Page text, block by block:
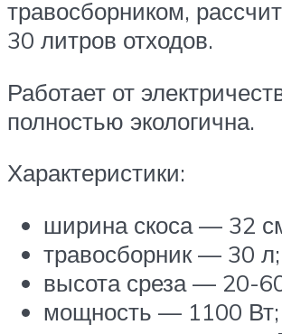
травосборником,
30 литров отходов.
Работает от
полностью экологична.
Характеристики:
ширина скоса — 32
травосборник — 30 л;
высота среза — 20-
мощность — 1100 Вт;